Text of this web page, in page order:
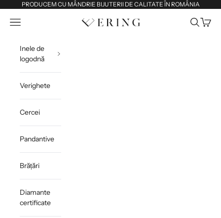
Sari la conținutPRODUCEM CU MÂNDRIE BIJUTERII DE CALITATE ÎN ROMÂNIA
Ering
Deschide meniul de navigare Deschide
Inele de
logodnă
Verighete
Cercei
Pandantive
Brățări
Diamante
certificate